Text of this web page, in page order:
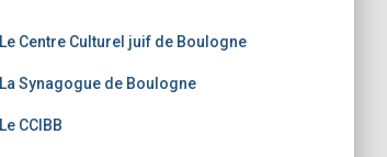
b
o
k
a
Le Centre Culturel juif de Boulogne
La Synagogue de Boulogne
Le CCIBB